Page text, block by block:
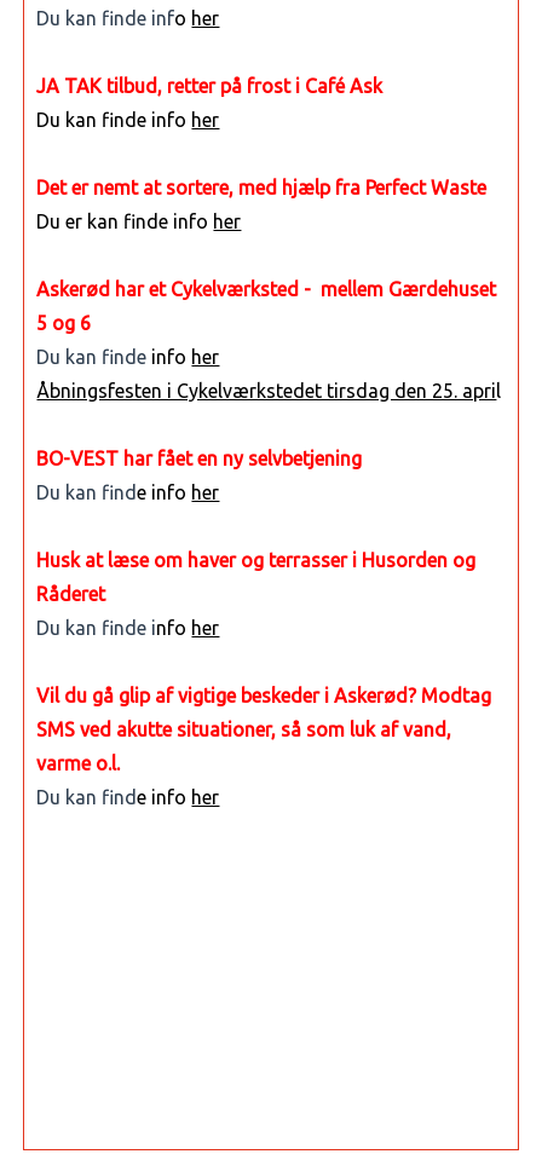
Du kan finde info her
JA TAK tilbud, retter på frost i Café Ask
Du kan finde info her
Det er nemt at sortere, med hjælp fra Perfect Waste
Du er kan finde info her
Askerød har et Cykelværksted - mellem Gærdehuset
5 og 6
Du kan finde info her
Åbningsfesten i Cykelværkstedet tirsdag den 25. april
BO-VEST har fået en ny selvbetjening
Du kan finde info her
Husk at læse om haver og terrasser i Husorden og
Råderet
Du kan finde info her
Vil du gå glip af vigtige beskeder i Askerød? Modtag
SMS ved akutte situationer, så som luk af vand,
varme o.l.
Du kan finde info her